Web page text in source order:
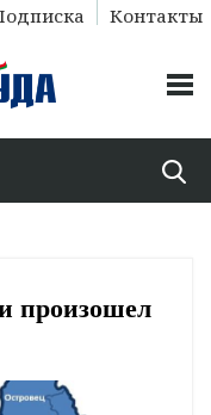
Контакты
произошел